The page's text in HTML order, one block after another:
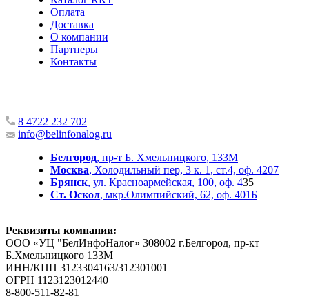
Оплата
Доставка
О компании
Партнеры
Контакты
8 4722 232 702
info@belinfonalog.ru
Белгород, пр-т Б. Хмельницкого, 133М
Москва, Холодильный пер, 3 к. 1, ст.4, оф. 4207
Брянск, ул. Красноармейская, 100, оф. 435
Ст. Оскол, мкр.Олимпийский, 62, оф. 401Б
Реквизиты компании:
ООО «УЦ "БелИнфоНалог» 308002 г.Белгород, пр-кт
Б.Хмельницкого 133М
ИНН/КПП 3123304163/312301001
ОГРН 1123123012440
8-800-511-82-81